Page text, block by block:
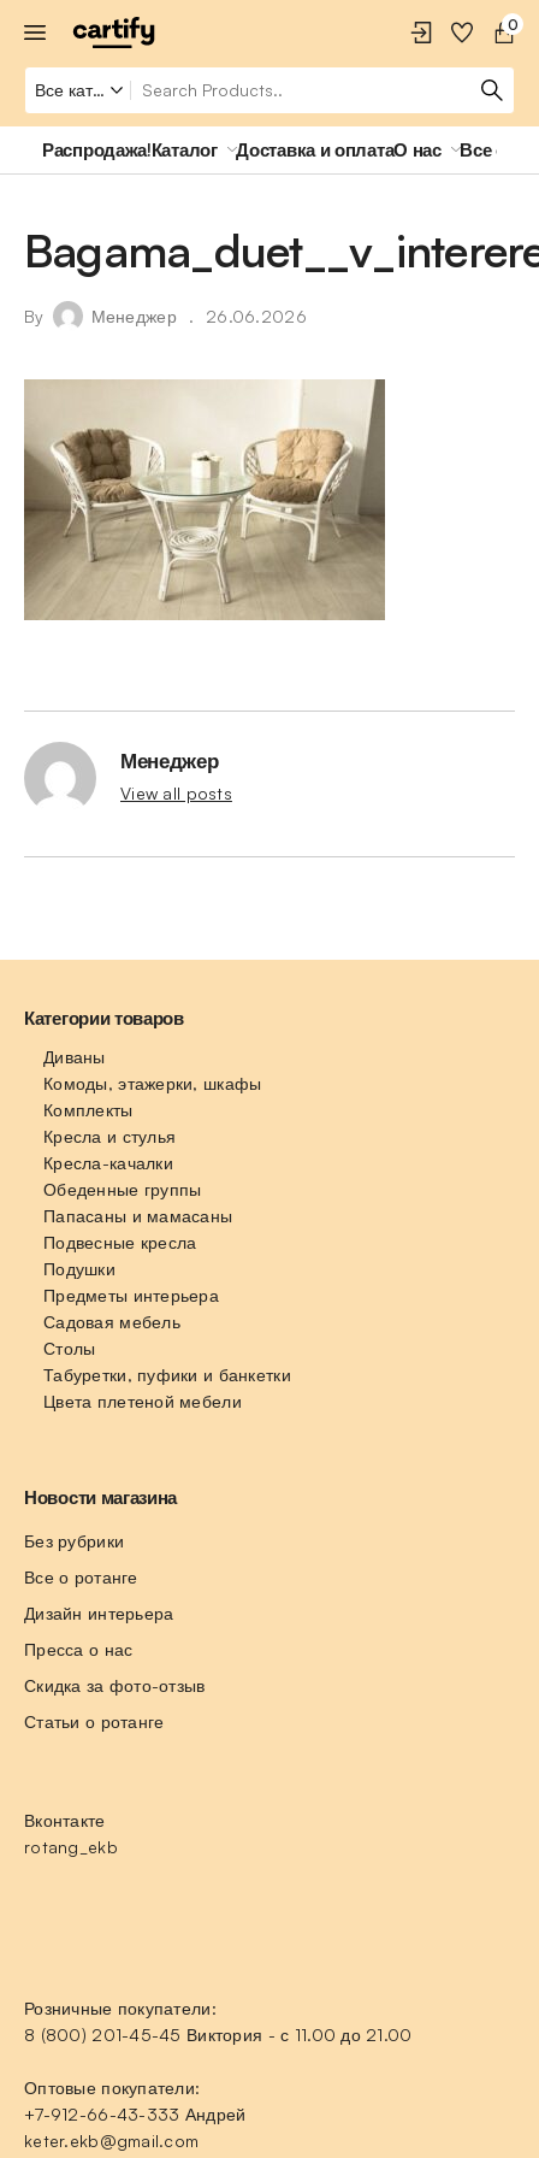
0
Распродажа!Каталог Доставка и оплатаО нас Все о
By Менеджер 26.06.2026
Менеджер
View all posts
Категории товаров
Диваны
Комоды, этажерки, шкафы
Комплекты
Кресла и стулья
Кресла-качалки
Обеденные группы
Папасаны и мамасаны
Подвесные кресла
Подушки
Предметы интерьера
Садовая мебель
Столы
Табуретки, пуфики и банкетки
Цвета плетеной мебели
Новости магазина
Без рубрики
Все о ротанге
Дизайн интерьера
Пресса о нас
Скидка за фото-отзыв
Статьи о ротанге
Вконтакте
rotang_ekb
Розничные покупатели:
8 (800) 201-45-45 Виктория - с 11.00 до 21.00
Оптовые покупатели:
+7-912-66-43-333 Андрей
keter.ekb@gmail.com